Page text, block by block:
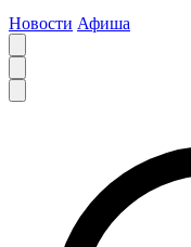
Новости Афиша